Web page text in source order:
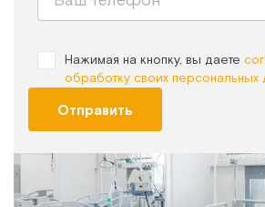
Нажимая на кнопку, вы даете
обработку своих персональных
Отправить